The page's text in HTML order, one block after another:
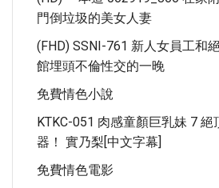
門倒垃圾的美女人妻
(FHD) SSNI-761 新人女員工和
館埋頭不倫性交的一晚
免費情色小說
KTKC-051 肉感童顏巨乳妹 7 絕
器！ 實乃梨[中文字幕]
免費情色電影